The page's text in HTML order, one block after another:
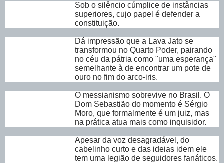
Sob o silêncio cúmplice de instâncias
superiores, cujo papel é defender a
constituição.
Dá impressão que a Lava Jato se
transformou no Quarto Poder, pairando
no céu da pátria como "uma esperança"
semelhante à de encontrar um pote de
ouro no fim do arco-iris.
O messianismo sobrevive no Brasil. O
Dom Sebastião do momento é Sérgio
Moro, que formalmente é um juiz, mas
na prática atua mais como inquisidor.
Apesar da voz desagradável, do
cabelinho curto e das ideias idem ele
tem uma legião de seguidores fanáticos.